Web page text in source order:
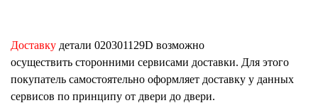
Доставку детали 020301129D возможно
осуществить сторонними сервисами доставки. Для этого
покупатель самостоятельно оформляет доставку у данных
сервисов по принципу от двери до двери.